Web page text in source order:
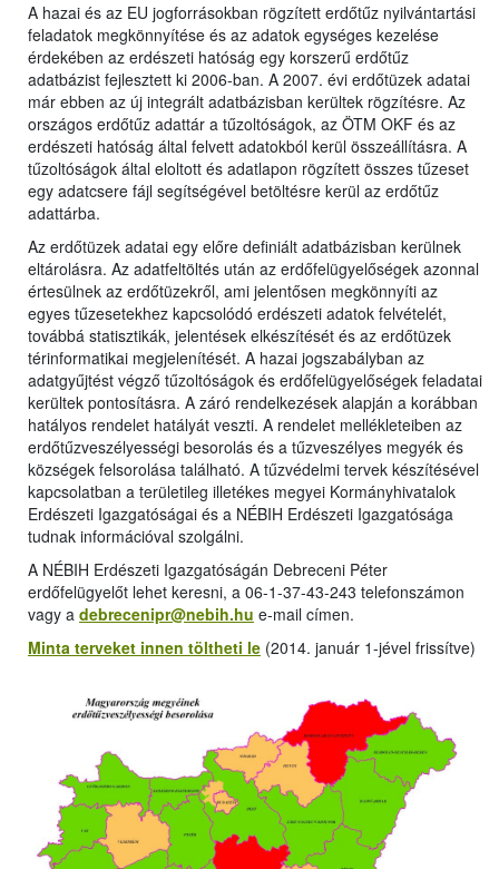
A hazai és az EU jogforrásokban rögzített erdőtűz nyilvántartási
feladatok megkönnyítése és az adatok egységes kezelése
érdekében az erdészeti hatóság egy korszerű erdőtűz
adatbázist fejlesztett ki 2006-ban. A 2007. évi erdőtüzek adatai
már ebben az új integrált adatbázisban kerültek rögzítésre. Az
országos erdőtűz adattár a tűzoltóságok, az ÖTM OKF és az
erdészeti hatóság által felvett adatokból kerül összeállításra. A
tűzoltóságok által eloltott és adatlapon rögzített összes tűzeset
egy adatcsere fájl segítségével betöltésre kerül az erdőtűz
adattárba.
Az erdőtüzek adatai egy előre definiált adatbázisban kerülnek
eltárolásra. Az adatfeltöltés után az erdőfelügyelőségek azonnal
értesülnek az erdőtüzekről, ami jelentősen megkönnyíti az
egyes tűzesetekhez kapcsolódó erdészeti adatok felvételét,
továbbá statisztikák, jelentések elkészítését és az erdőtüzek
térinformatikai megjelenítését. A hazai jogszabályban az
adatgyűjtést végző tűzoltóságok és erdőfelügyelőségek feladatai
kerültek pontosításra. A záró rendelkezések alapján a korábban
hatályos rendelet hatályát veszti. A rendelet mellékleteiben az
erdőtűzveszélyességi besorolás és a tűzveszélyes megyék és
községek felsorolása található. A tűzvédelmi tervek készítésével
kapcsolatban a területileg illetékes megyei Kormányhivatalok
Erdészeti Igazgatóságai és a NÉBIH Erdészeti Igazgatósága
tudnak információval szolgálni.
A NÉBIH Erdészeti Igazgatóságán Debreceni Péter
erdőfelügyelőt lehet keresni, a 06-1-37-43-243 telefonszámon
vagy a debrecenipr@nebih.hu e-mail címen.
Minta terveket innen töltheti le (2014. január 1-jével frissítve)